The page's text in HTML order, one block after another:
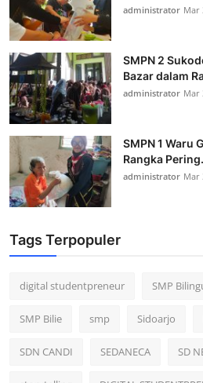
administrator Mar
SMPN 2
Bazar dalam
administrator Mar
SMPN 1 Waru
Rangka
administrator Mar
Tags Terpopuler
digital studentpreneur SMP
SMP Bilie smp Sidoarjo
SDN CANDI SEDANECA SD